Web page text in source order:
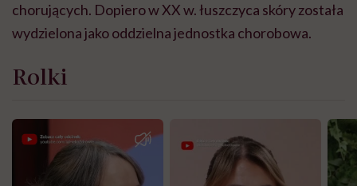
chorujących. Dopiero w XX w. łuszczyca skóry została
wydzielona jako oddzielna jednostka chorobowa.
Rolki